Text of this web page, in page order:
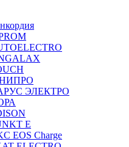
ЭЛЕКТРО
E
EOS Charge